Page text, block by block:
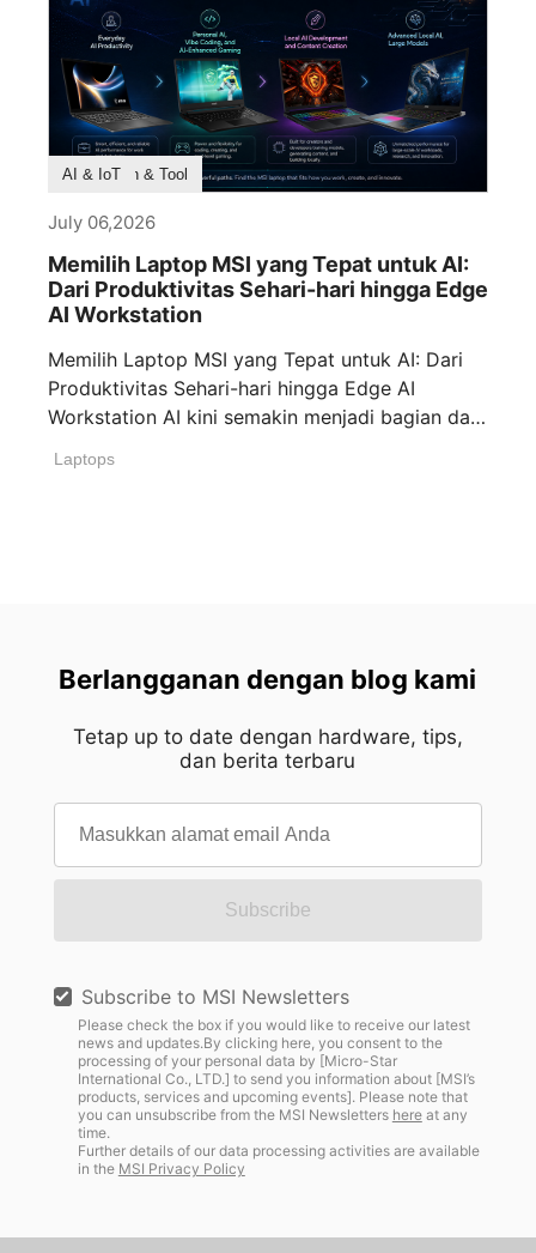
Buying Guides
Product Feature
Branding
Opinion Article
Application & Tool
AI & IoT
July 06,2026
Memilih Laptop MSI yang Tepat untuk AI:
Dari Produktivitas Sehari-hari hingga Edge
AI Workstation
Memilih Laptop MSI yang Tepat untuk AI: Dari
Produktivitas Sehari-hari hingga Edge AI
Workstation AI kini semakin menjadi bagian dari
Laptops
Berlangganan dengan blog kami
Tetap up to date dengan hardware, tips,
dan berita terbaru
Subscribe
Subscribe to MSI Newsletters
Please check the box if you would like to receive our latest
news and updates.By clicking here, you consent to the
processing of your personal data by [Micro-Star
International Co., LTD.] to send you information about [MSI’s
products, services and upcoming events]. Please note that
you can unsubscribe from the MSI Newsletters hereat any
time.
Further details of our data processing activities are available
in the MSI Privacy Policy